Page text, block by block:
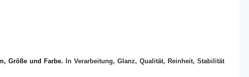
Größe und Farbe.
In Verarbeitung, Glanz, Qualität, Reinheit, Stabilität